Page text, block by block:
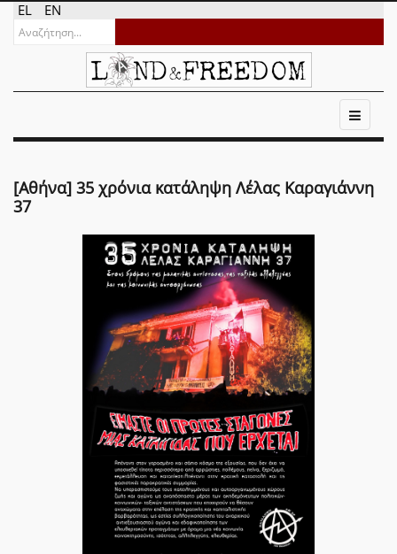
EL EN
[Αθήνα] 35 χρόνια κατάληψη Λέλας Καραγιάννη
37